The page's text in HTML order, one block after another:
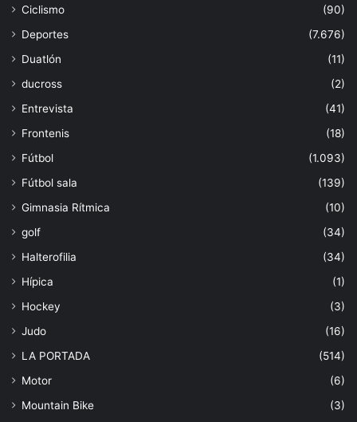
Ciclismo
(90)
Deportes
(7.676)
Duatlón
(11)
ducross
(2)
Entrevista
(41)
Frontenis
(18)
Fútbol
(1.093)
Fútbol sala
(139)
Gimnasia Rítmica
(10)
golf
(34)
Halterofilia
(34)
Hípica
(1)
Hockey
(3)
Judo
(16)
LA PORTADA
(514)
Motor
(6)
Mountain Bike
(3)